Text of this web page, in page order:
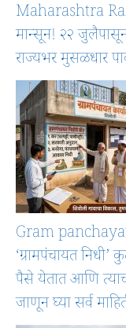
Maharashtra Rain
मान्सून! २२
राज्यभर मुसळधार
Gram
‘ग्रामपंचायत
पैसे येतात आणि
जाणून घ्या सर्व